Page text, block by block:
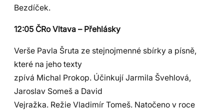
Bezdíček.
12:05 ČRo Vltava – Přehlásky
Verše Pavla Šruta ze stejnojmenné sbírky a písně,
které na jeho texty
zpívá Michal Prokop. Účinkují Jarmila Švehlová,
Jaroslav Someš a David
Vejražka. Režie Vladimír Tomeš. Natočeno v roce